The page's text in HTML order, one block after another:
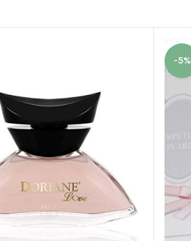
-5%